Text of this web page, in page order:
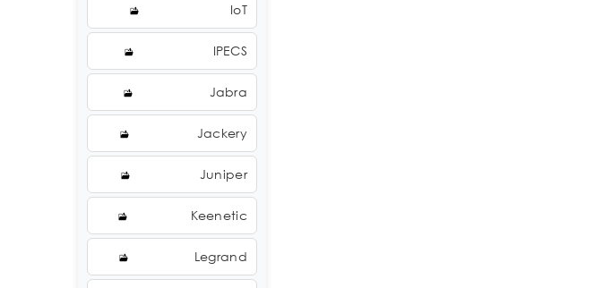
IoT
IPECS
Jabra
Jackery
Juniper
Keenetic
Legrand